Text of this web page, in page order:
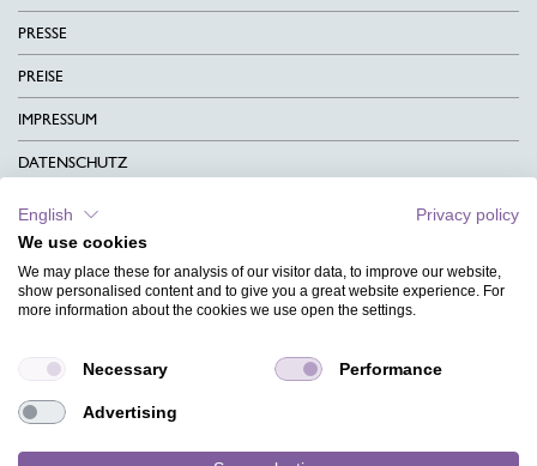
PRESSE
PREISE
IMPRESSUM
DATENSCHUTZ
KONTAKT
AGB
CHARITY
MAGAZIN
HILFE
English
Privacy policy
We use cookies
We may place these for analysis of our visitor data, to improve our website,
show personalised content and to give you a great website experience. For
more information about the cookies we use open the settings.
Necessary Performance
Advertising